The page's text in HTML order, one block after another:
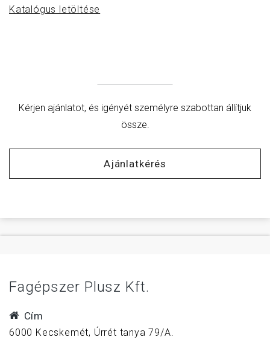
Katalógus letöltése
Kérjen ajánlatot, és igényét személyre szabottan állítjuk
össze.
Ajánlatkérés
Fagépszer Plusz Kft.
Cím
6000 Kecskemét, Úrrét tanya 79/A.